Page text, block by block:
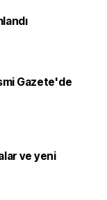
Gazete'de
ve yeni